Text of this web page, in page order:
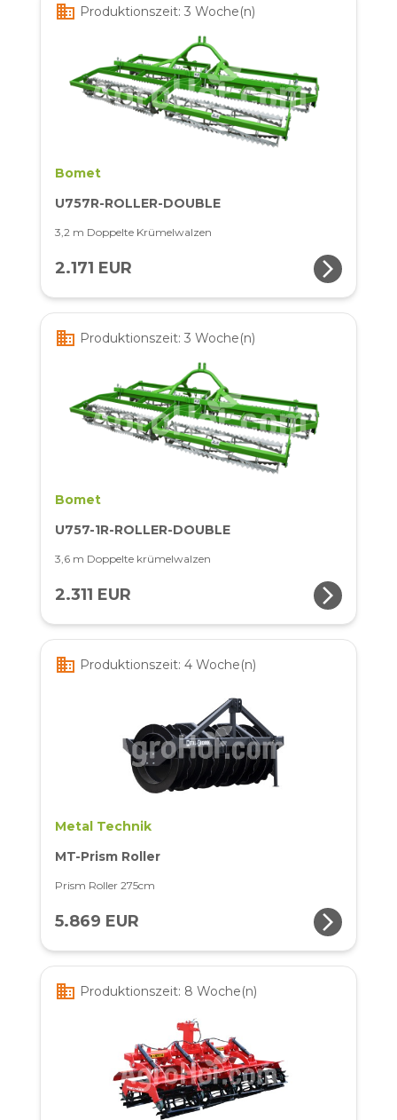
business Produktionszeit: 3 Woche(n)
Bomet
U757R-ROLLER-DOUBLE
3,2 m Doppelte Krümelwalzen
2.171 EUR arrow_forward_ios
business Produktionszeit: 3 Woche(n)
Bomet
U757-1R-ROLLER-DOUBLE
3,6 m Doppelte krümelwalzen
2.311 EUR arrow_forward_ios
business Produktionszeit: 4 Woche(n)
Metal Technik
MT-Prism Roller
Prism Roller 275cm
5.869 EUR arrow_forward_ios
business Produktionszeit: 8 Woche(n)